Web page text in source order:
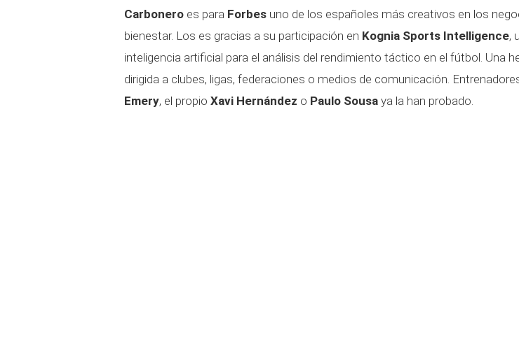
Carbonero es para Forbes uno de los españoles más creativos en los
bienestar. Los es gracias a su participación en Kognia Sports Intelligence,
inteligencia artificial para el análisis del rendimiento táctico en el fútbol. Una
dirigida a clubes, ligas, federaciones o medios de comunicación.
Emery, el propio Xavi Hernández o Paulo Sousa ya la han probado.